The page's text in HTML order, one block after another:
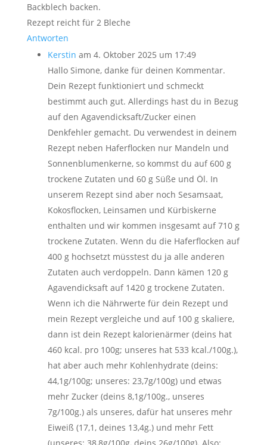
Backblech backen.
Rezept reicht für 2 Bleche
Antworten
Kerstin am 4. Oktober 2025 um 17:49
Hallo Simone, danke für deinen Kommentar.
Dein Rezept funktioniert und schmeckt
bestimmt auch gut. Allerdings hast du in Bezug
auf den Agavendicksaft/Zucker einen
Denkfehler gemacht. Du verwendest in deinem
Rezept neben Haferflocken nur Mandeln und
Sonnenblumenkerne, so kommst du auf 600 g
trockene Zutaten und 60 g Süße und Öl. In
unserem Rezept sind aber noch Sesamsaat,
Kokosflocken, Leinsamen und Kürbiskerne
enthalten und wir kommen insgesamt auf 710 g
trockene Zutaten. Wenn du die Haferflocken auf
400 g hochsetzt müsstest du ja alle anderen
Zutaten auch verdoppeln. Dann kämen 120 g
Agavendicksaft auf 1420 g trockene Zutaten.
Wenn ich die Nährwerte für dein Rezept und
mein Rezept vergleiche und auf 100 g skaliere,
dann ist dein Rezept kalorienärmer (deins hat
460 kcal. pro 100g; unseres hat 533 kcal./100g.),
hat aber auch mehr Kohlenhydrate (deins:
44,1g/100g; unseres: 23,7g/100g) und etwas
mehr Zucker (deins 8,1g/100g., unseres
7g/100g.) als unseres, dafür hat unseres mehr
Eiweiß (17,1, deines 13,4g.) und mehr Fett